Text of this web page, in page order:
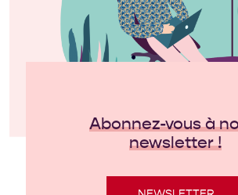
Abonnez-vous à
newsletter !